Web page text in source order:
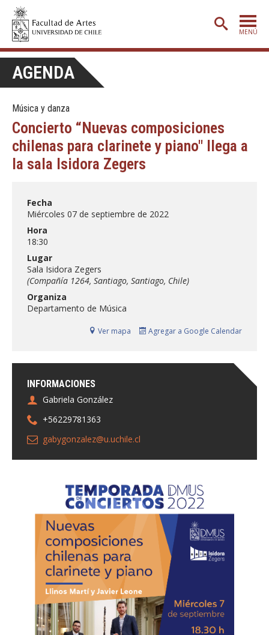
MENÚ
CARRERAS
POSTGRADO
Estudiantes
Académicas/os Egresadas/os
AGENDA
Música y danza
Concierto “Nuevas composiciones
chilenas para clarinete y piano" llega a
la sala Isidora Zegers
INFORMACIONES
Gabriela González
+56229781363
gabygonzalez@u.uchile.cl
Fecha
Miércoles 07 de septiembre de 2022
Hora
18:30
Lugar
Sala Isidora Zegers
(Compañía 1264, Santiago, Santiago, Chile)
Organiza
Departamento de Música
Ver mapa Agregar a Google Calendar